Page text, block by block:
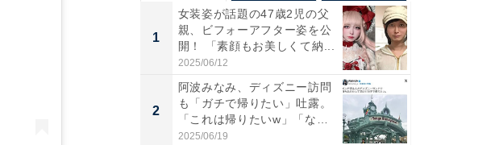
1
女装姿が話題の47歳2児の父
親、ビフォーアフター姿を公
開！ 「素顔もお美しくて納...
2025/06/12
2
阿波みなみ、ディズニー訪問
も「ガチで帰りたい」吐露。
「これは帰りたいw」「なん
ち...
2025/06/19